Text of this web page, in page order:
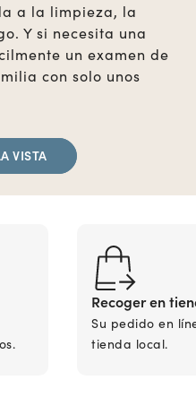
a la limpieza, la
Y si necesita una
un examen de
con solo unos
VISTA
Recoger en
Su pedido en
tienda local.